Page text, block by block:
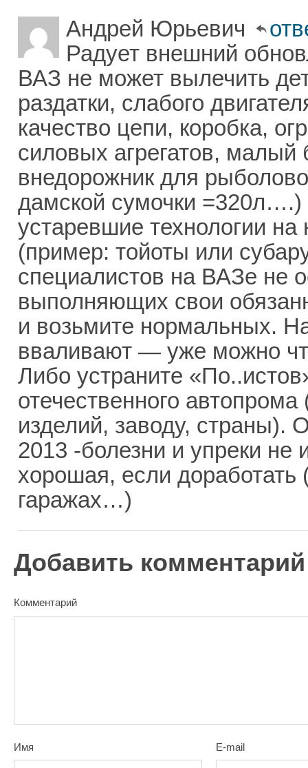
Андрей Юрьевич
Радует внешний
ВАЗ не может вылечить
раздатки, слабого
качество цепи, коробка,
силовых агрегатов, малый
внедорожник для
дамской сумочки =320л….)
устаревшие технологии
(пример: тойоты или
специалистов на ВАЗе не
выполняющих свои
и возьмите нормальных.
вваливают — уже можно
Либо устраните
отечественного
изделий, заводу,
2013 -болезни и упреки
хорошая, если доработать
гаражах…)
Добавить комментарий
Комментарий
Имя E-mail